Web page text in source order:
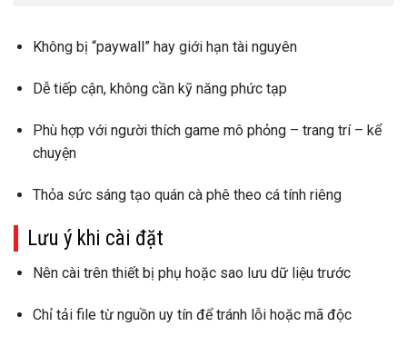
Không bị “paywall” hay giới hạn tài nguyên
Dễ tiếp cận, không cần kỹ năng phức tạp
Phù hợp với người thích game mô phỏng – trang trí – kể
chuyện
Thỏa sức sáng tạo quán cà phê theo cá tính riêng
Lưu ý khi cài đặt
Nên cài trên thiết bị phụ hoặc sao lưu dữ liệu trước
Chỉ tải file từ nguồn uy tín để tránh lỗi hoặc mã độc